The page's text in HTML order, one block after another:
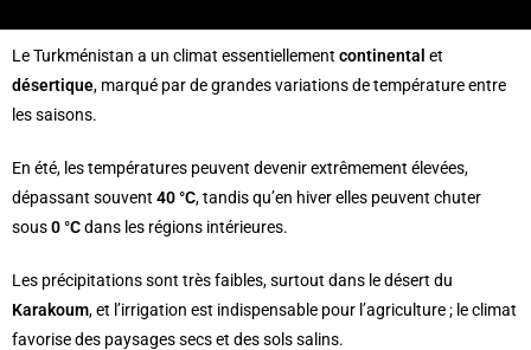
Le Turkménistan a un climat essentiellement continental et
désertique, marqué par de grandes variations de température entre
les saisons.
En été, les températures peuvent devenir extrêmement élevées,
dépassant souvent 40 °C, tandis qu’en hiver elles peuvent chuter
sous0 °Cdans les régions intérieures.
Les précipitations sont très faibles, surtout dans le désert du
Karakoum, et l’irrigation est indispensable pour l’agriculture ; le climat
favorise des paysages secs et des sols salins.